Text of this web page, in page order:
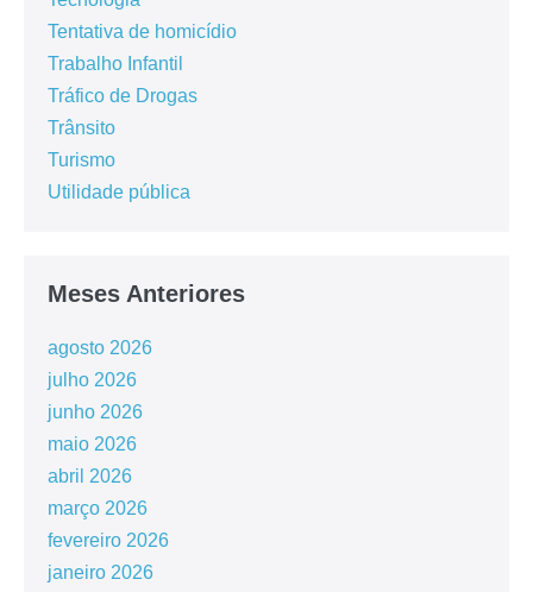
Tentativa de homicídio
Trabalho Infantil
Tráfico de Drogas
Trânsito
Turismo
Utilidade pública
Meses Anteriores
agosto 2026
julho 2026
junho 2026
maio 2026
abril 2026
março 2026
fevereiro 2026
janeiro 2026